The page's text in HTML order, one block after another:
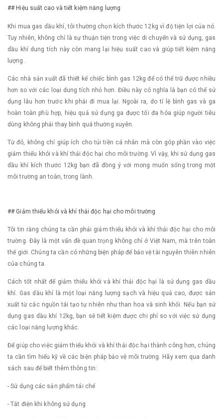
## Hiệu suất cao và tiết kiệm năng lượng
Khi mua gas dầu khí, tôi thường chọn kích thước 12kg vì độ tiện lợi của nó.
Tuy nhiên, không chỉ là sự thuận tiện trong việc di chuyển và sử dụng, gas
dầu khí dung tích này còn mang lại hiệu suất cao và giúp tiết kiệm năng
lượng.
Các nhà sản xuất đã thiết kế chiếc bình gas 12kg để có thể trữ được nhiều
hơn so với các loại dung tích nhỏ hơn. Điều này có nghĩa là bạn có thể sử
dụng lâu hơn trước khi phải đi mua lại. Ngoài ra, do tỉ lệ bình gas và ga
hoàn toàn phù hợp, hiệu quả sử dụng ga được tối đa hóa giúp người tiêu
dùng không phải thay bình quá thường xuyên.
Từ đó, không chỉ giúp ích cho túi tiền cá nhân mà còn góp phần vào việc
giảm thiểu khói và khí thải độc hại cho môi trường. Vì vậy, khi sử dụng gas
dầu khí kích thước 12kg bạn đã đồng ý với mong muốn sống trong một
môi trường an toàn, trong lành.
## Giảm thiểu khói và khí thải độc hại cho môi trường
Tôi tin rằng chúng ta cần phải giảm thiểu khói và khí thải độc hại cho môi
trường. Đây là một vấn đề quan trọng không chỉ ở Việt Nam, mà trên toàn
thế giới. Chúng ta cần có những biện pháp để bảo vệ tài nguyên thiên nhiên
của chúng ta.
Cách tốt nhất để giảm thiểu khói và khí thải độc hại là sử dụng gas dầu
khí. Gas dầu khí là một loại năng lượng sạch và hiệu quả cao, được sản
xuất từ các nguồn tái tạo tự nhiên như than hoa và sinh khối. Nếu bạn sử
dụng gas dầu khí 12kg, bạn sẽ tiết kiệm được chi phí so với việc sử dụng
các loại năng lượng khác.
Để giúp cho việc giảm thiểu khói và khí thải độc hại thành công hơn, chúng
ta cần tìm hiểu kỹ về các biện pháp bảo vệ môi trường. Hãy xem qua danh
sách sau để biết thêm thông tin:
- Sử dụng các sản phẩm tái chế
- Tắt điện khi không sử dụng